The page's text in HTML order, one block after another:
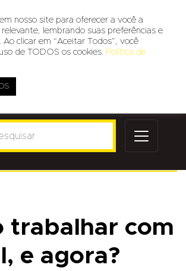
trabalhar com
e agora?
nosso site para oferecer a você a
lembrando suas preferências e
clicar em “Aceitar Todos”, você
de TODOS os cookies. Política de